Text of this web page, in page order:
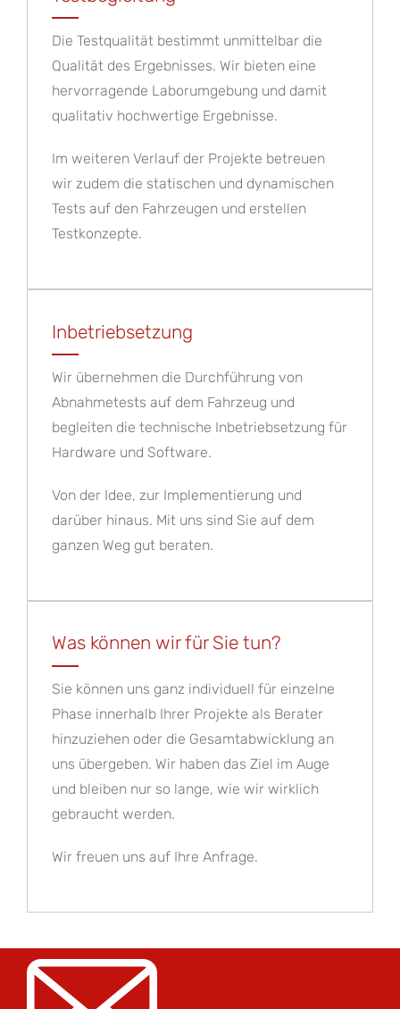
Die Testqualität bestimmt unmittelbar die
Qualität des Ergebnisses. Wir bieten eine
hervorragende Laborumgebung und damit
qualitativ hochwertige Ergebnisse.
Im weiteren Verlauf der Projekte betreuen
wir zudem die statischen und dynamischen
Tests auf den Fahrzeugen und erstellen
Testkonzepte.
Inbetriebsetzung
Wir übernehmen die Durchführung von
Abnahmetests auf dem Fahrzeug und
begleiten die technische Inbetriebsetzung für
Hardware und Software.
Von der Idee, zur Implementierung und
darüber hinaus. Mit uns sind Sie auf dem
ganzen Weg gut beraten.
Was können wir für Sie tun?
Sie können uns ganz individuell für einzelne
Phase innerhalb Ihrer Projekte als Berater
hinzuziehen oder die Gesamtabwicklung an
uns übergeben. Wir haben das Ziel im Auge
und bleiben nur so lange, wie wir wirklich
gebraucht werden.
Wir freuen uns auf Ihre Anfrage.